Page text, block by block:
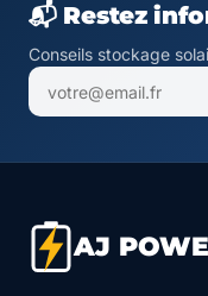
📬 Restez
Conseils stockage
AJ